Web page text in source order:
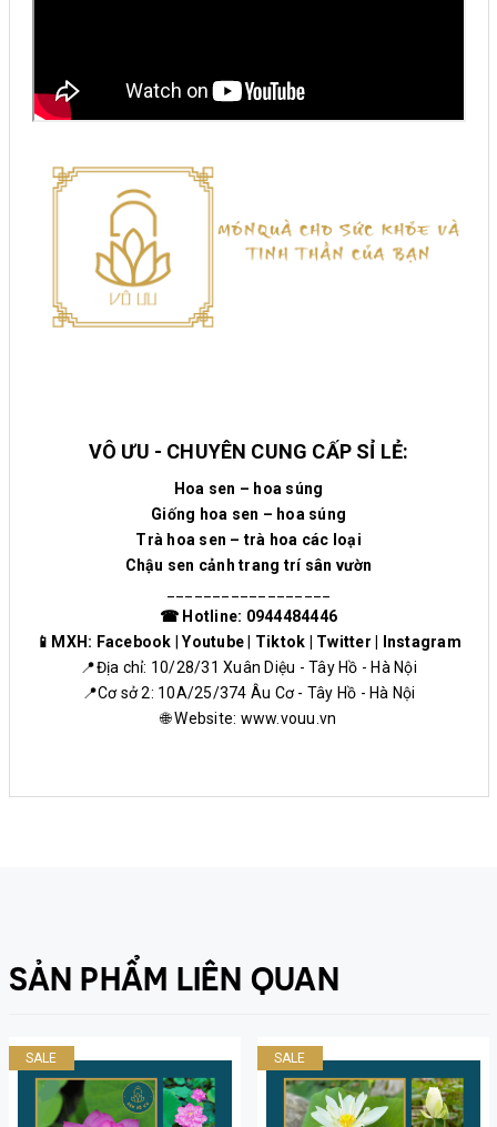
VÔ ƯU - CHUYÊN CUNG CẤP SỈ LẺ:
Hoa sen – hoa súng
Giống hoa sen – hoa súng
Trà hoa sen – trà hoa các loại
Chậu sen cảnh trang trí sân vườn
☎ Hotline: 0944484446
📱MXH: Facebook |Youtube Tiktok Twitter
Instagram
📍Địa chỉ: 10/28/31 Xuân Diệu - Tây Hồ - Hà Nội
📍Cơ sở 2: 10A/25/374 Âu Cơ - Tây Hồ - Hà Nội
🌐 Website: www.vouu.vn
SẢN PHẨM LIÊN QUAN
SALE SALE